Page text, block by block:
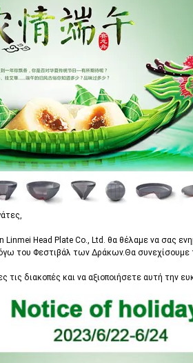
Linmei Head Plate Co., Ltd. θα θέλαμε να σας
του Φεστιβάλ των Δράκων.Θα συνεχίσουμε
τις διακοπές και να αξιοποιήσετε αυτή την